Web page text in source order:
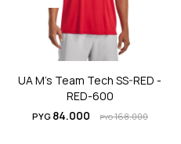
UA M's Team Tech SS-RED -
RED-600
PYG 84.000 PYG168.000